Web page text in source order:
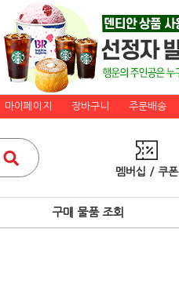
마이페이지 장바구니 주문배송
멤버십 / 쿠폰
구매 물품 조회